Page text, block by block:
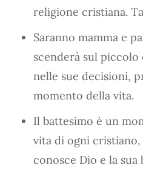
religione cristiana.
Saranno mamma e
scenderà sul piccolo
nelle sue decisioni,
momento della vita.
Il battesimo è un
vita di ogni
conosce Dio e la sua